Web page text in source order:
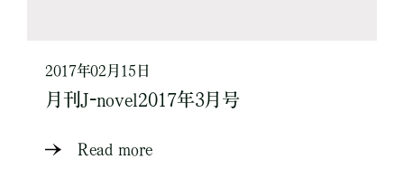
2017年02月15日
月刊J-novel2017年3月号
Read more